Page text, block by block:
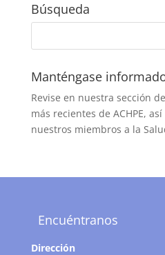
Búsqueda
Manténgase
Revise en nuestra sección
más recientes de ACHPE,
nuestros miembros a la
Encuéntranos
Dirección